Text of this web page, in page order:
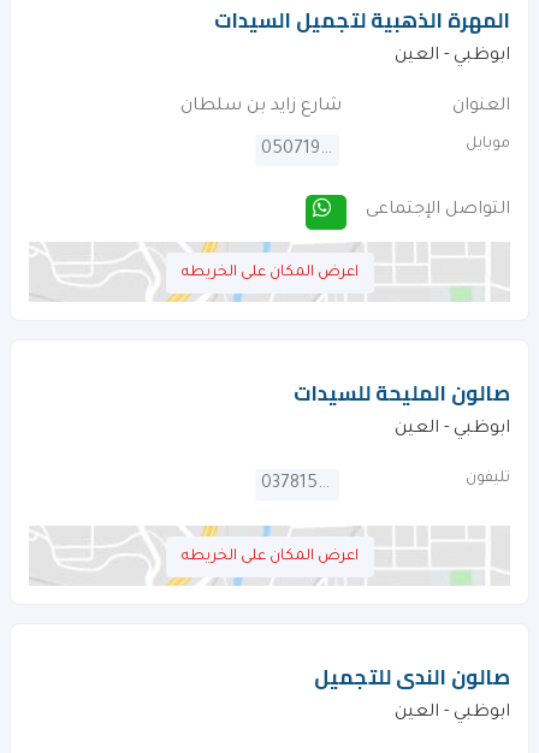
المهرة الذهبية لتجميل السيدات
ابوظبي - العين
العنوان شارع زايد بن سلطان
موبايل 0507199956
التواصل الإجتماعى
اعرض المكان على الخريطه
صالون المليحة للسيدات
ابوظبي - العين
تليفون 037815199
اعرض المكان على الخريطه
صالون الندى للتجميل
ابوظبي - العين